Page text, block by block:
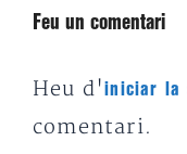
Feu un comentari
Heu d'iniciar la
comentari.